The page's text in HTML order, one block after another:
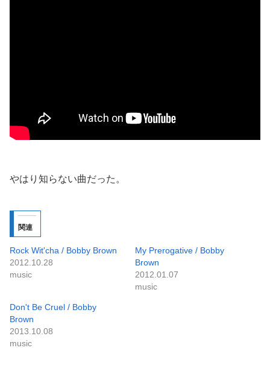
やはり知らない曲だった。
関連
Rock Wit'cha / Bobby Brown
2012.10.28
music
My Prerogative / Bobby
Brown
2012.01.07
music
Don't Be Cruel / Bobby
Brown
2013.10.08
music